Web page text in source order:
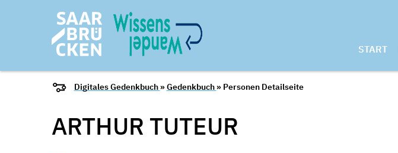
START
Digitales Gedenkbuch »Gedenkbuch » Personen Detailseite
ARTHUR TUTEUR